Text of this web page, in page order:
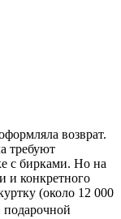
возврат.
требуют
с бирками. Но на
и конкретного
(около 12 000
подарочной